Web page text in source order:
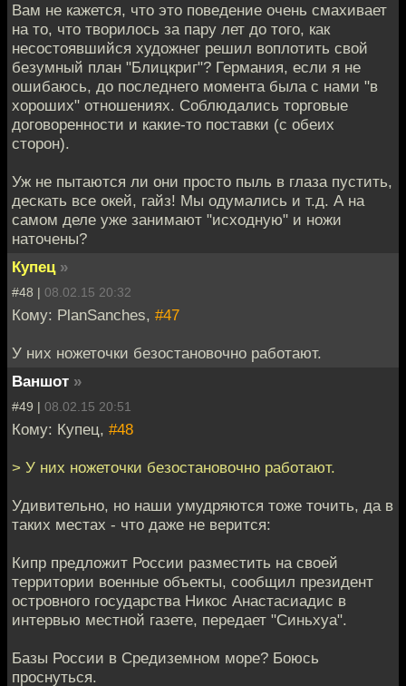
Вам не кажется, что это поведение очень смахивает
на то, что творилось за пару лет до того, как
несостоявшийся художнег решил воплотить свой
безумный план "Блицкриг"? Германия, если я не
ошибаюсь, до последнего момента была с нами "в
хороших" отношениях. Соблюдались торговые
договоренности и какие-то поставки (с обеих
сторон).
Уж не пытаются ли они просто пыль в глаза пустить,
дескать все окей, гайз! Мы одумались и т.д. А на
самом деле уже занимают "исходную" и ножи
наточены?
Купец »
#48 | 08.02.15 20:32
Кому: PlanSanches, #47
У них ножеточки безостановочно работают.
Ваншот »
#49 | 08.02.15 20:51
Кому: Купец, #48
> У них ножеточки безостановочно работают.
Удивительно, но наши умудряются тоже точить, да в
таких местах - что даже не верится:
Кипр предложит России разместить на своей
территории военные объекты, сообщил президент
островного государства Никос Анастасиадис в
интервью местной газете, передает "Синьхуа".
Базы России в Средиземном море? Боюсь
проснуться.